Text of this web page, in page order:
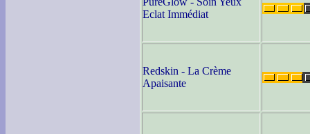
Eclat Immédiat
Redskin - La Crème
Apaisante